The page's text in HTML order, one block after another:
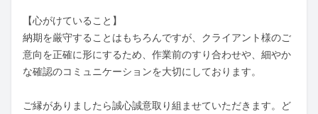
【心がけていること】
納期を厳守することはもちろんですが、クライアント様のご
意向を正確に形にするため、作業前のすり合わせや、細やか
な確認のコミュニケーションを大切にしております。
ご縁がありましたら誠心誠意取り組ませていただきます。ど